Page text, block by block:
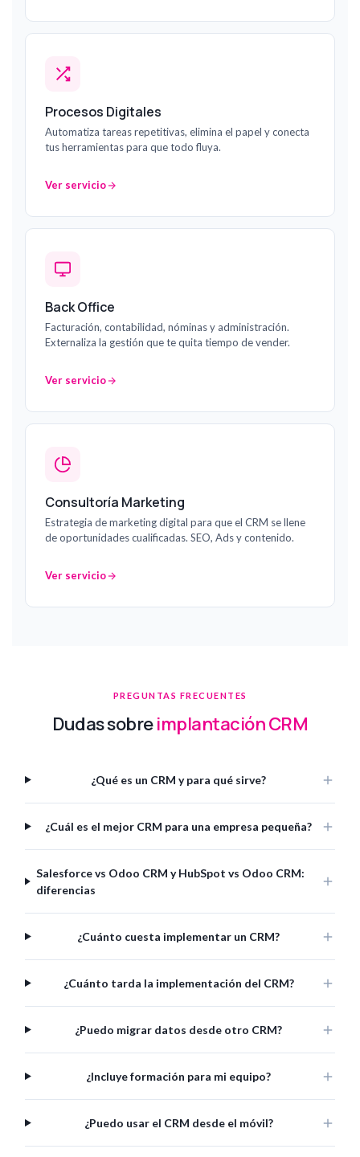
Procesos Digitales
Automatiza tareas repetitivas, elimina el papel y conecta
tus herramientas para que todo fluya.
Ver servicio
Back Office
Facturación, contabilidad, nóminas y administración.
Externaliza la gestión que te quita tiempo de vender.
Ver servicio
Consultoría Marketing
Estrategia de marketing digital para que el CRM se llene
de oportunidades cualificadas. SEO, Ads y contenido.
Ver servicio
PREGUNTAS FRECUENTES
Dudas sobreimplantación CRM
¿Qué es un CRM y para qué sirve?
¿Cuál es el mejor CRM para una empresa pequeña?
Salesforce vs Odoo CRM y HubSpot vs Odoo CRM:
diferencias
¿Cuánto cuesta implementar un CRM?
¿Cuánto tarda la implementación del CRM?
¿Puedo migrar datos desde otro CRM?
¿Incluye formación para mi equipo?
¿Puedo usar el CRM desde el móvil?